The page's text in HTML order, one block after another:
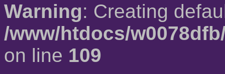
Warning: Creating
/www/htdocs/
on line 109